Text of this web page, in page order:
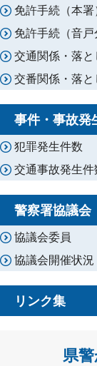
免許手続（本署
免許手続（音戸
交通関係・落と
交番関係・落と
事件・事故発
犯罪発生件数
交通事故発生件
警察署協議会
協議会委員
協議会開催状況
リンク集
県